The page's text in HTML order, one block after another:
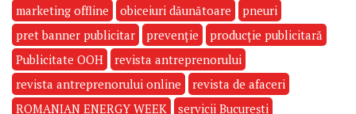
marketing offline
obiceiuri dăunătoare
pneuri
pret banner publicitar
prevenție
producție publicitară
Publicitate OOH
revista antreprenorului
revista antreprenorului online
revista de afaceri
ROMANIAN ENERGY WEEK
servicii București